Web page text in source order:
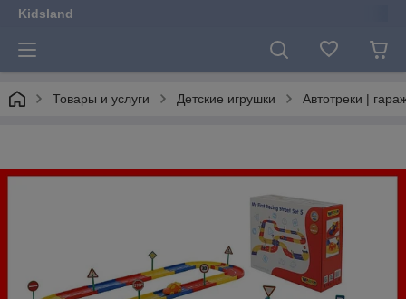
Kidsland
Товары и услуги Детские игрушки Автотреки |